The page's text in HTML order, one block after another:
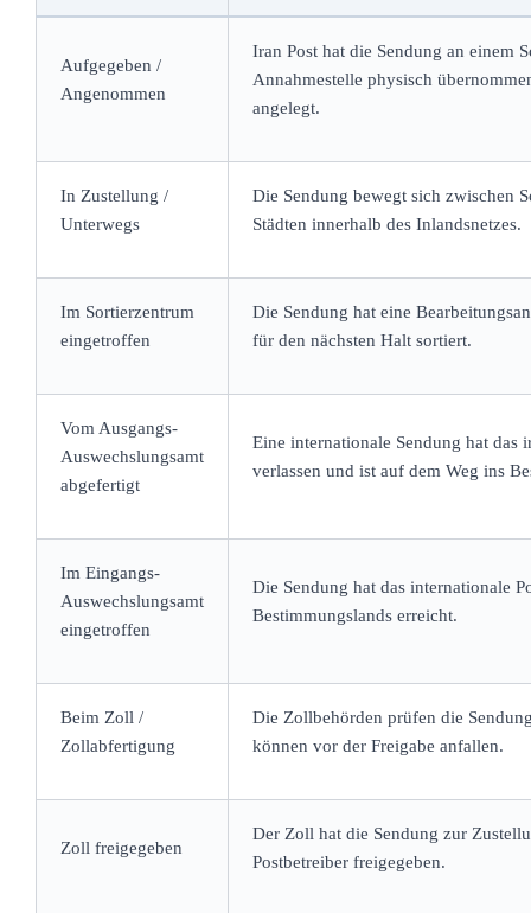
Aufgegeben /
Angenommen
Iran Post hat die Sendung an einem
Annahmestelle physisch
angelegt.
In Zustellung /
Unterwegs
Die Sendung bewegt sich zwischen
Städten innerhalb des Inlandsnetzes.
Im Sortierzentrum
eingetroffen
Die Sendung hat eine
für den nächsten Halt sortiert.
Vom Ausgangs-
Auswechslungsamt
abgefertigt
Eine internationale Sendung hat das
verlassen und ist auf dem Weg ins
Im Eingangs-
Auswechslungsamt
eingetroffen
Die Sendung hat das internationale
Bestimmungslands erreicht.
Beim Zoll /
Zollabfertigung
Die Zollbehörden prüfen die
können vor der Freigabe anfallen.
Zoll freigegeben
Der Zoll hat die Sendung zur
Postbetreiber freigegeben.